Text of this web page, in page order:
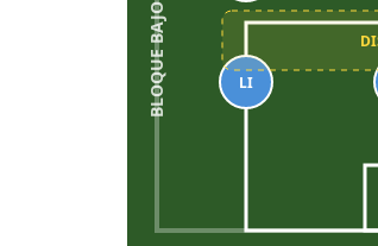
LI
BLOQUE BAJO